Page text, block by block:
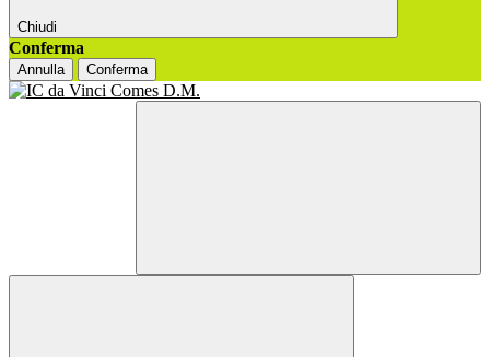
Chiudi
Conferma
Annulla Conferma